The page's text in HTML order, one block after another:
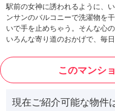
駅前の女神に誘われるように、
ンサンのバルコニーで洗濯物を
いで手を止めちゃう。そんな心
いろんな寄り道のおかげで、毎
このマンシ
現在ご紹介可能な物件